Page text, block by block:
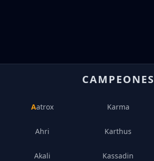
CAMPEONES
Aatrox
Ahri
Akali
Karma
Karthus
Kassadin